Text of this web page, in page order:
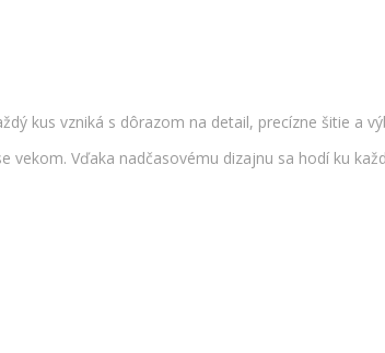
kus vzniká s dôrazom na detail, precízne šitie a
vekom. Vďaka nadčasovému dizajnu sa hodí ku